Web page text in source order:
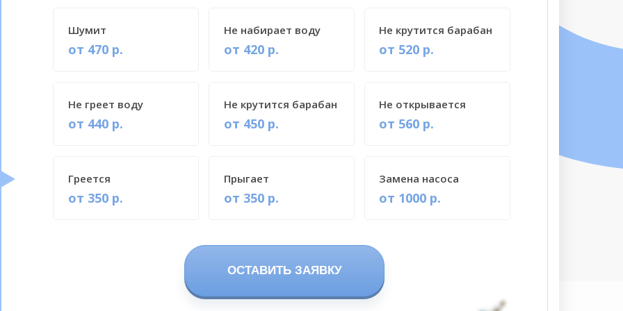
ОСТАВИТЬ ЗАЯВКУ
от 470 р.
Шумит
от 420 р.
Не набирает воду
от 520 р.
Не крутится барабан
от 440 р.
Не греет воду
от 450 р.
Не крутится барабан
от 560 р.
Не открывается
от 350 р.
Греется
от 350 р.
Прыгает
от 1000 р.
Замена насоса